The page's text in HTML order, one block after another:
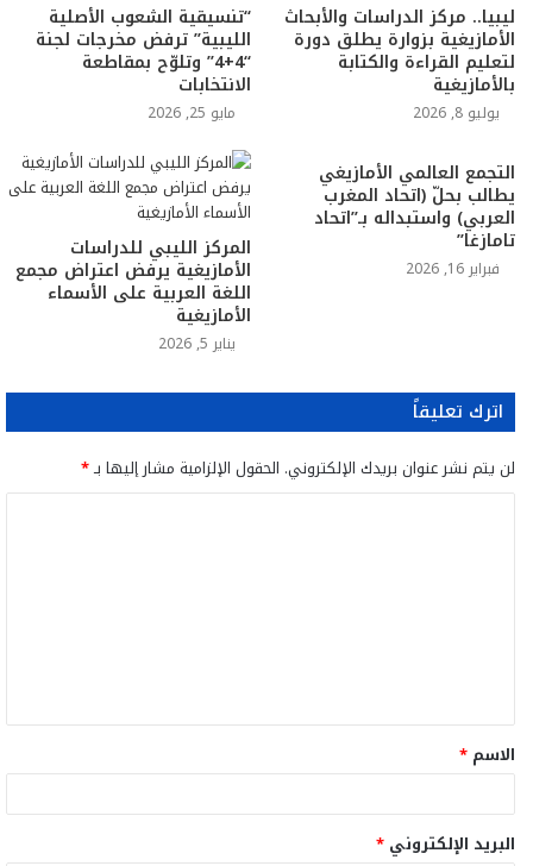
ليبيا.. مركز الدراسات والأبحاث
الأمازيغية بزوارة يطلق دورة
لتعليم القراءة والكتابة
بالأمازيغية
يوليو 8, 2026
“تنسيقية الشعوب الأصلية
الليبية” ترفض مخرجات لجنة
“4+4” وتلوّح بمقاطعة
الانتخابات
مايو 25, 2026
التجمع العالمي الأمازيغي
يطالب بحلّ (اتحاد المغرب
العربي) واستبداله بـ”اتحاد
تامازغا”
فبراير 16, 2026
المركز الليبي للدراسات
الأمازيغية يرفض اعتراض مجمع
اللغة العربية على الأسماء
الأمازيغية
يناير 5, 2026
اترك تعليقاً
لن يتم نشر عنوان بريدك الإلكتروني. الحقول الإلزامية مشار إليها بـ*
ق
*
الاسم *
البريد الإلكتروني *